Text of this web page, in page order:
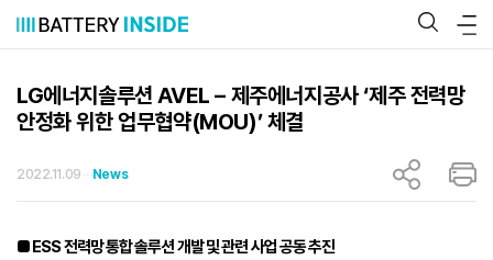
츠
LG에너지솔루션 AVEL – 제주에너지공사 ‘제주 전력망
안정화 위한 업무협약(MOU)’ 체결
2022.11.09 News
■ ESS 전력망 통합 솔루션 개발 및 관련 사업 공동 추진